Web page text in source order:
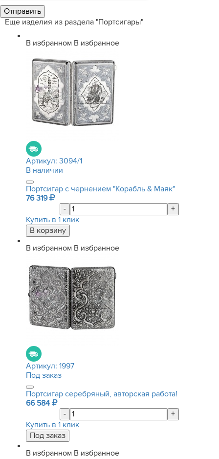
Еще изделия из раздела "Портсигары"
В избранном В избранное
Артикул: 3094/1
В наличии
Портсигар с чернением "Корабль & Маяк"
76 319
-
+
Купить в 1 клик
В избранном В избранное
Артикул: 1997
Под заказ
Портсигар серебряный, авторская работа!
66 584
-
+
Купить в 1 клик
В избранном В избранное